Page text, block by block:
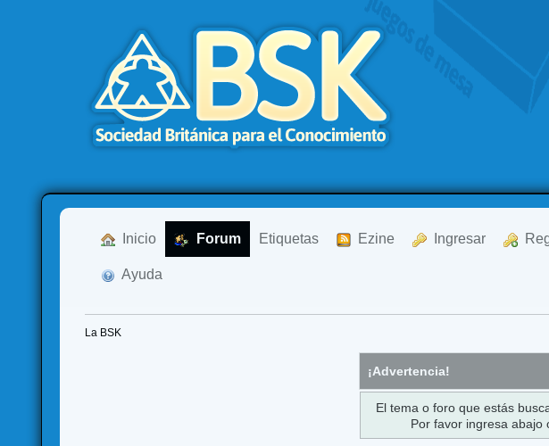
Inicio Forum Etiquetas Ezine Ingresar
Ayuda
La BSK
¡Advertencia!
El tema o foro que estás
Por favor ingresa abajo